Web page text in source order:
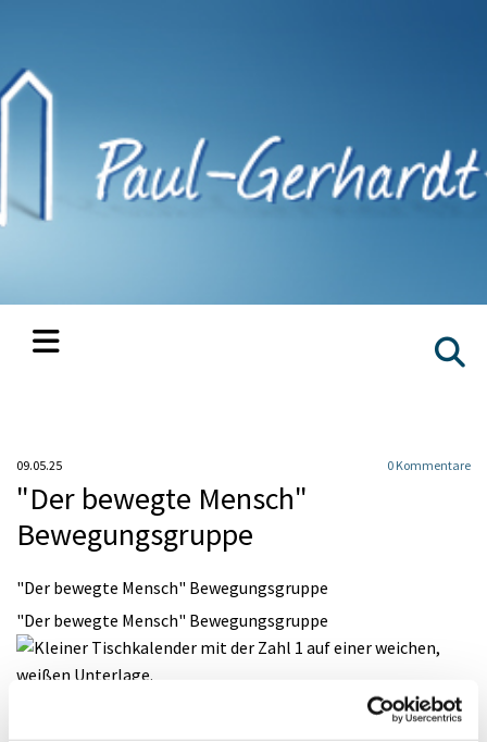
09.05.25 0 Kommentare
"Der bewegte Mensch"
Bewegungsgruppe
"Der bewegte Mensch" Bewegungsgruppe
"Der bewegte Mensch" Bewegungsgruppe